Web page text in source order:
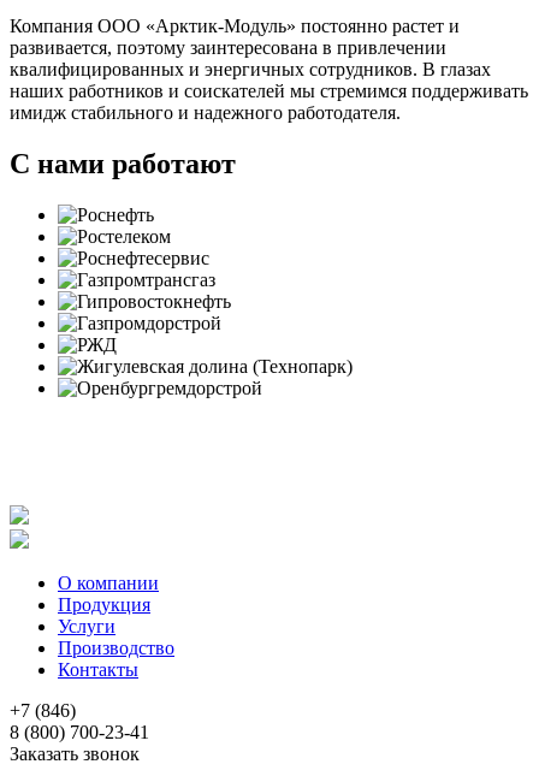
Компания ООО «Арктик-Модуль» постоянно растет и
развивается, поэтому заинтересована в привлечении
квалифицированных и энергичных сотрудников. В глазах
наших работников и соискателей мы стремимся поддерживать
имидж стабильного и надежного работодателя.
С нами работают
О компании
Продукция
Услуги
Производство
Контакты
+7 (846)
8 (800) 700-23-41
Заказать звонок